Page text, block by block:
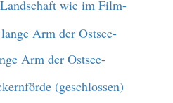
wie im Film-
Arm der Ostsee-